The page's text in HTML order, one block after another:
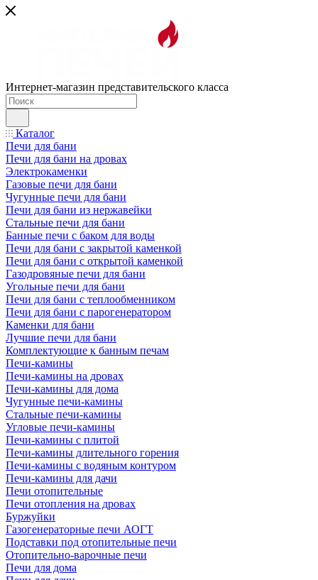
Интернет-магазин представительского класса
Каталог
Печи для бани
Печи для бани на дровах
Электрокаменки
Газовые печи для бани
Чугунные печи для бани
Печи для бани из нержавейки
Стальные печи для бани
Банные печи с баком для воды
Печи для бани с закрытой каменкой
Печи для бани с открытой каменкой
Газодровяные печи для бани
Угольные печи для бани
Печи для бани с теплообменником
Печи для бани с парогенератором
Каменки для бани
Лучшие печи для бани
Комплектующие к банным печам
Печи-камины
Печи-камины на дровах
Печи-камины для дома
Чугунные печи-камины
Стальные печи-камины
Угловые печи-камины
Печи-камины с плитой
Печи-камины длительного горения
Печи-камины с водяным контуром
Печи-камины для дачи
Печи отопительные
Печи отопления на дровах
Буржуйки
Газогенераторные печи АОГТ
Подставки под отопительные печи
Отопительно-варочные печи
Печи для дома